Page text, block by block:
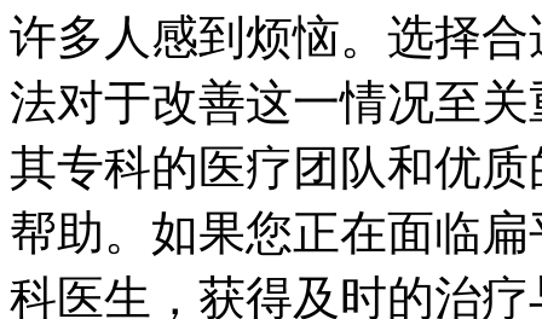
许多人感到烦恼。选择
法对于改善这一情况至
其专科的医疗团队和优
帮助。如果您正在面临
科医生，获得及时的治